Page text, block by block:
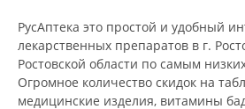
РусАптека это простой и удобный
лекарственных препаратов в г.
Ростовской области по самым
Огромное количество скидок на
медицинские изделия, витамины